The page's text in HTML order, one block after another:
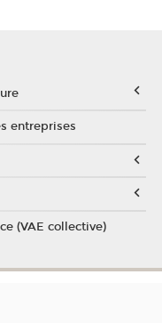
entreprises
(VAE collective)